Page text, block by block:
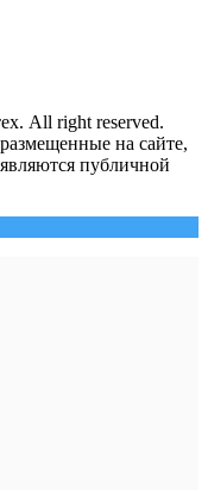
All right reserved.
на сайте,
публичной